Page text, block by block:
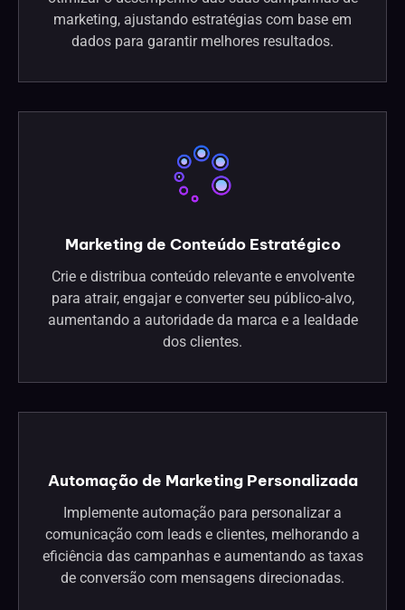
marketing, ajustando estratégias com base em
dados para garantir melhores resultados.
Marketing de Conteúdo Estratégico
Crie e distribua conteúdo relevante e envolvente
para atrair, engajar e converter seu público-alvo,
aumentando a autoridade da marca e a lealdade
dos clientes.
Automação de Marketing Personalizada
Implemente automação para personalizar a
comunicação com leads e clientes, melhorando a
eficiência das campanhas e aumentando as taxas
de conversão com mensagens direcionadas.